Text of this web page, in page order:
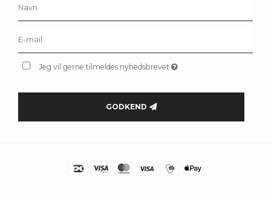
Jeg vil gerne tilmeldes nyhedsbrevet
GODKEND